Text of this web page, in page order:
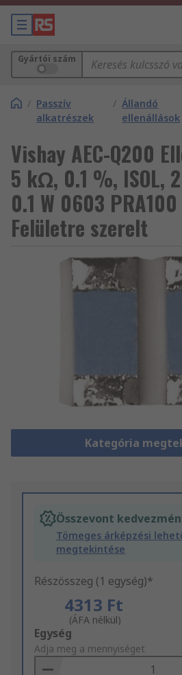
Gyártói szám
/ Passzív
alkatrészek
/ Állandó
ellenállások
Vishay AEC-Q200
5 kΩ, 0.1 %, ISOL,
0.1 W 0603
Felületre szerelt
Kategória
Összevont
Tömeges árképzési
megtekintése
Részösszeg (1 egység)*
4313 Ft
(ÁFA nélkül)
Add
to
Basket
Egység
Adja meg a mennyiséget